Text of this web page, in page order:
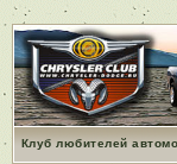
Клуб любителей